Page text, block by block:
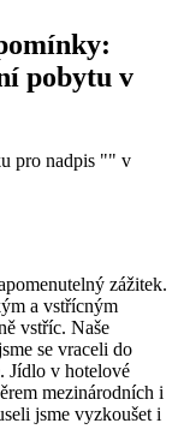
pobytu v
pro nadpis "" v
zážitek.
a vstřícným
vstříc. Naše
se vraceli do
Jídlo v hotelové
mezinárodních i
jsme vyzkoušet i